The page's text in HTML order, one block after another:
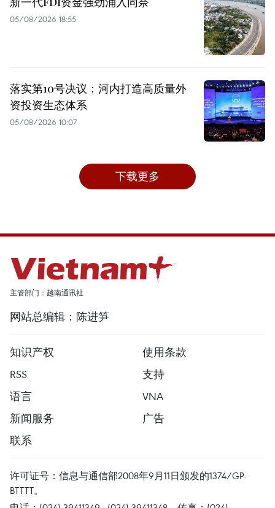
05/08/2026 18:55
落实第10号决议：河内打造高质量外
资投资生态体系
05/08/2026 10:07
下载更多
主管部门：越南通讯社
网站总编辑：陈进笋
知识产权
使用条款
RSS
支持
语言
VNA
新闻服务
广告
联系
许可证号：信息与通信部2008年9月11日颁发的1374/GP-
BTTTT。